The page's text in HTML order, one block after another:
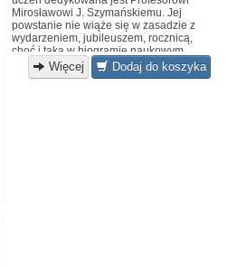
Mirosławowi J. Szymańskiemu. Jej
powstanie nie wiąże się w zasadzie z
wydarzeniem, jubileuszem, rocznicą,
choć i taka w biogramie naukowym
Profesora jest. Wynika raczej z potrzeby
serca – chęci okazania wdzięczności
Więcej Dodaj do koszyka